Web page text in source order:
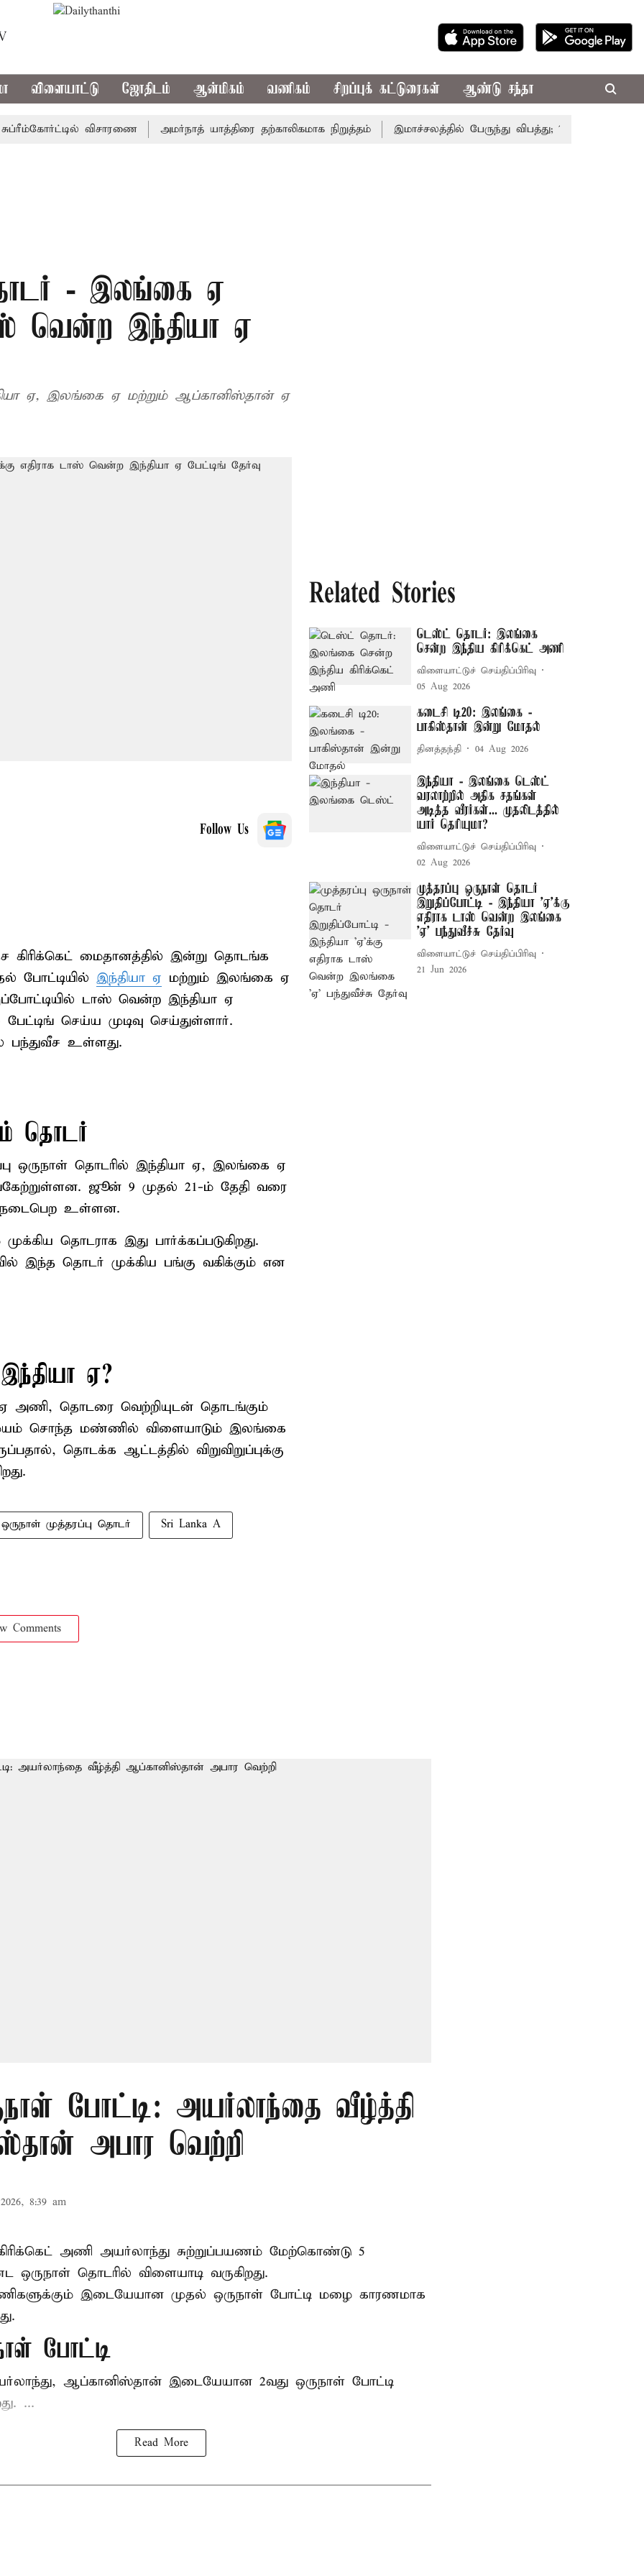
விளையாட்டு ஜோதிடம் ஆன்மிகம் வணிகம் சிறப்புக் கட்டுரைகள் ஆண்டு சந்தா
விசாரணை அமர்நாத் யாத்திரை தற்காலிகமாக நிறுத்தம் இமாச்சலத்தில் பேருந்து விபத்து; 7 பேர் பலி -
தொடர் - இலங்கை ஏ
வென்ற இந்தியா ஏ
ஏ, இலங்கை ஏ மற்றும் ஆப்கானிஸ்தான் ஏ
Follow Us
கிரிக்கெட் மைதானத்தில் இன்று தொடங்க
போட்டியில் இந்தியா ஏ மற்றும் இலங்கை ஏ
டாஸ் வென்ற இந்தியா ஏ
செய்ய முடிவு செய்துள்ளார்.
பந்துவீச உள்ளது.
தொடர்
ஒருநாள் தொடரில் இந்தியா ஏ, இலங்கை ஏ
ஜூன் 9 முதல் 21-ம் தேதி வரை
நடைபெற உள்ளன.
தொடராக இது பார்க்கப்படுகிறது.
இந்த தொடர் முக்கிய பங்கு வகிக்கும் என
ஏ?
அணி, தொடரை வெற்றியுடன் தொடங்கும்
சொந்த மண்ணில் விளையாடும் இலங்கை
தொடக்க ஆட்டத்தில் விறுவிறுப்புக்கு
ஒருநாள் முத்தரப்பு தொடர் Sri Lanka A
Comments
Related Stories
டெஸ்ட் தொடர்: இலங்கை
சென்ற இந்திய கிரிக்கெட் அணி
விளையாட்டுச் செய்திப்பிரிவு
05 Aug 2026
கடைசி டி20: இலங்கை -
பாகிஸ்தான் இன்று மோதல்
தினத்தந்தி 04 Aug 2026
இந்தியா - இலங்கை டெஸ்ட்
வரலாற்றில் அதிக சதங்கள்
அடித்த வீரர்கள்... முதலிடத்தில்
யார் தெரியுமா?
விளையாட்டுச் செய்திப்பிரிவு
02 Aug 2026
முத்தரப்பு ஒருநாள் தொடர்
இறுதிப்போட்டி - இந்தியா ’ஏ’க்கு
எதிராக டாஸ் வென்ற இலங்கை
’ஏ’ பந்துவீச்சு தேர்வு
விளையாட்டுச் செய்திப்பிரிவு
21 Jun 2026
போட்டி: அயர்லாந்தை வீழ்த்தி
அபார வெற்றி
8:39 am
அணி அயர்லாந்து சுற்றுப்பயணம் மேற்கொண்டு 5
தொடரில் விளையாடி வருகிறது.
இடையேயான முதல் ஒருநாள் போட்டி மழை காரணமாக
போட்டி
ஆப்கானிஸ்தான் இடையேயான 2வது ஒருநாள் போட்டி
...
Read More